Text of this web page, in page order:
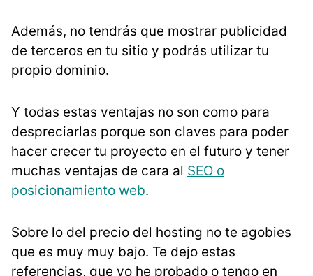
Además, no tendrás que mostrar publicidad
de terceros en tu sitio y podrás utilizar tu
propio dominio.
Y todas estas ventajas no son como para
despreciarlas porque son claves para poder
hacer crecer tu proyecto en el futuro y tener
muchas ventajas de cara al SEO o
posicionamiento web.
Sobre lo del precio del hosting no te agobies
que es muy muy bajo. Te dejo estas
referencias, que yo he probado o tengo en